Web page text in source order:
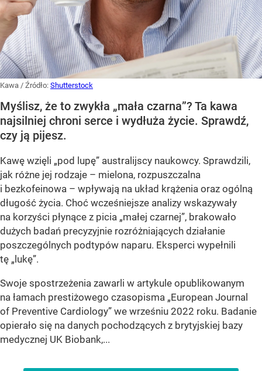
Kawa / Źródło: Shutterstock
Myślisz, że to zwykła „mała czarna”? Ta kawa
najsilniej chroni serce i wydłuża życie. Sprawdź,
czy ją pijesz.
Kawę wzięli „pod lupę” australijscy naukowcy. Sprawdzili,
jak różne jej rodzaje – mielona, rozpuszczalna
i bezkofeinowa – wpływają na układ krążenia oraz ogólną
długość życia. Choć wcześniejsze analizy wskazywały
na korzyści płynące z picia „małej czarnej”, brakowało
dużych badań precyzyjnie rozróżniających działanie
poszczególnych podtypów naparu. Eksperci wypełnili
tę „lukę”.
Swoje spostrzeżenia zawarli w artykule opublikowanym
na łamach prestiżowego czasopisma „European Journal
of Preventive Cardiology” we wrześniu 2022 roku. Badanie
opierało się na danych pochodzących z brytyjskiej bazy
medycznej UK Biobank,...